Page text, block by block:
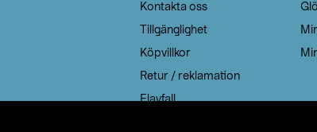
Kontakta oss
Tillgänglighet
Köpvillkor
Retur / reklamation
Elavfall